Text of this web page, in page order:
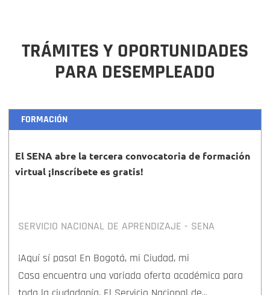
TRÁMITES Y OPORTUNIDADES
PARA DESEMPLEADO
FORMACIÓN
El SENA abre la tercera convocatoria de formación
virtual ¡Inscríbete es gratis!
SERVICIO NACIONAL DE APRENDIZAJE - SENA
¡Aquí sí pasa! En Bogotá, mi Ciudad, mi
Casa encuentra una variada oferta académica para